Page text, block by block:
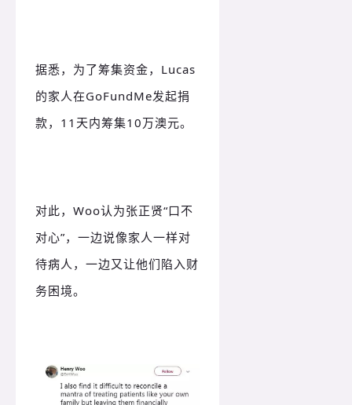
据悉，为了筹集资金，Lucas
的家人在GoFundMe发起捐
款，11天内筹集10万澳元。
对此，Woo认为张正贤“口不
对心”，一边说像家人一样对
待病人，一边又让他们陷入财
务困境。